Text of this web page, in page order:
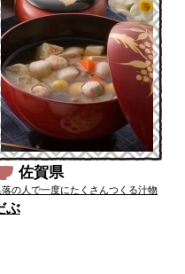
佐賀県
落の人で一度にたくさんつくる汁物
ぶ